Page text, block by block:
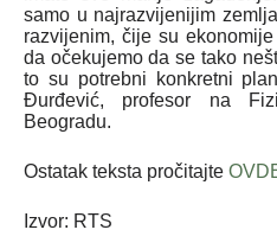
samo u najrazvijenijim
razvijenim, čije su
da očekujemo da se tako
to su potrebni konkretni
Đurđević, profesor na
Beogradu.
Ostatak teksta pročitajte
Izvor: RTS